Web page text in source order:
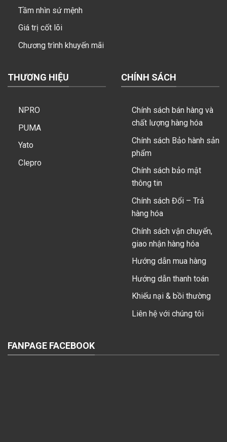
Tầm nhìn sứ mệnh
Giá trị cốt lõi
Chương trình khuyến mãi
THƯƠNG HIỆU
NPRO
PUMA
Yato
Clepro
CHÍNH SÁCH
Chính sách bán hàng và
chất lượng hàng hóa
Chính sách Bảo hành sản
phẩm
Chính sách bảo mật
thông tin
Chính sách Đổi – Trả
hàng hóa
Chính sách vận chuyển,
giao nhận hàng hóa
Hướng dẫn mua hàng
Hướng dẫn thanh toán
Khiếu nại & bồi thường
Liên hệ với chúng tôi
FANPAGE FACEBOOK